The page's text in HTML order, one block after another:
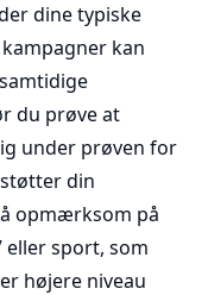
dine typiske
kan
du prøve at
under prøven for
din
opmærksom på
sport, som
højere niveau